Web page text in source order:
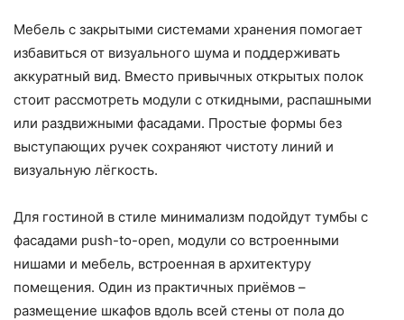
Мебель с закрытыми системами хранения помогает
избавиться от визуального шума и поддерживать
аккуратный вид. Вместо привычных открытых полок
стоит рассмотреть модули с откидными, распашными
или раздвижными фасадами. Простые формы без
выступающих ручек сохраняют чистоту линий и
визуальную лёгкость.
Для гостиной в стиле минимализм подойдут тумбы с
фасадами push-to-open, модули со встроенными
нишами и мебель, встроенная в архитектуру
помещения. Один из практичных приёмов –
размещение шкафов вдоль всей стены от пола до